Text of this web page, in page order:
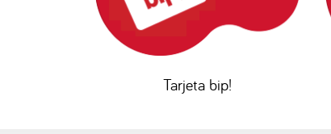
Tarjeta bip!